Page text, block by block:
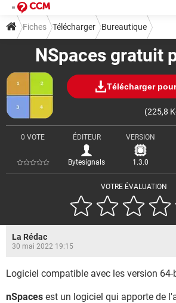
NSpaces gratuit
Télécharger
(225,8
VOTRE ÉVALUATION
0 VOTE ÉDITEUR
Bytesignals
VERSION
1.3.0
Fiches Télécharger Bureautique
La Rédac
30 mai 2022 19:15
Logiciel compatible avec les version 64-
nSpaces est un logiciel qui apporte de